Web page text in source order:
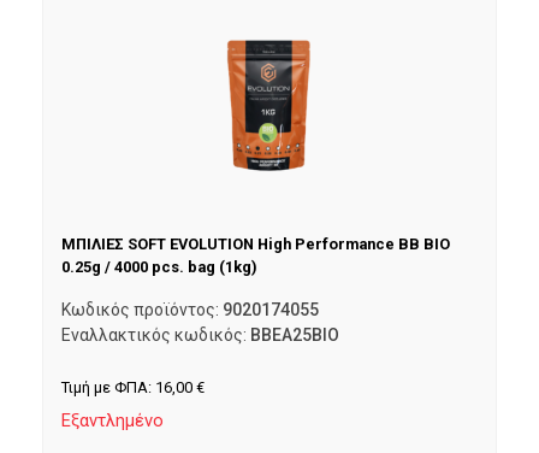
ΜΠΙΛΙΕΣ SOFT EVOLUTION High Performance BB BIO
0.25g / 4000 pcs. bag (1kg)
Κωδικός προϊόντος: 9020174055
Εναλλακτικός κωδικός: BBEA25BIO
Τιμή με ΦΠΑ: 16,00 €
Εξαντλημένο